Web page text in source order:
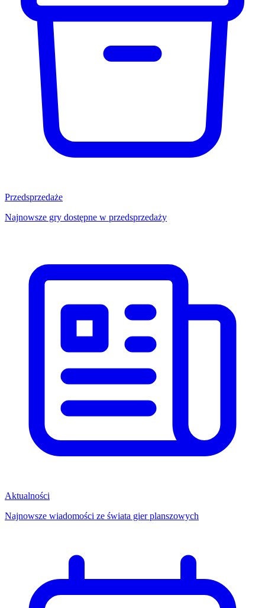
Przedsprzedaże
Najnowsze gry dostępne w przedsprzedaży
Aktualności
Najnowsze wiadomości ze świata gier planszowych